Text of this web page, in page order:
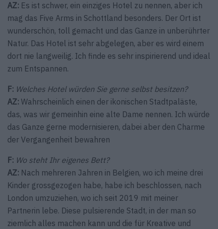
AZ: Es ist schwer, ein einziges Hotel zu nennen, aber ich
mag das Five Arms in Schottland besonders. Der Ort ist
wunderschön, toll gemacht und das Ganze in unberührter
Natur. Das Hotel ist sehr abgelegen, aber es wird einem
dort nie langweilig. Ich finde es sehr inspirierend und ideal
zum Entspannen.
F: Welches Hotel würden Sie gerne selbst besitzen?
AZ: Wahrscheinlich einen der ikonischen Stadtpaläste,
das, was wir gemeinhin eine alte Dame nennen. Ich würde
das Ganze gerne modernisieren, dabei aber den Charme
der Vergangenheit bewahren
F: Wo steht Ihr eigenes Bett?
AZ: Nach mehreren Jahren in Belgien, wo ich meine drei
Kinder grossgezogen habe, habe ich beschlossen, nach
London umzuziehen, wo ich seit 2019 mit meiner
Partnerin lebe. Diese pulsierende Stadt, in der man so
ziemlich alles machen kann und die für Kreative und